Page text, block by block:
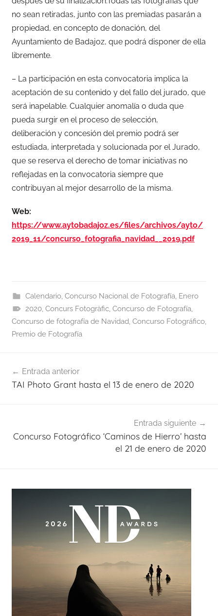
no sean retiradas, junto con las premiadas pasarán a
propiedad, en concepto de donación, del
Ayuntamiento de Badajoz, que podrá disponer de ella
libremente.
– La participación en esta convocatoria implica la
aceptación de su contenido y del fallo del jurado, que
será inapelable. Cualquier anomalía o duda que
pueda surgir en el proceso de selección,
deliberación y concesión del premio podrá ser
estudiada, interpretada y solucionada por el Jurado,
que se reserva el derecho de tomar iniciativas no
reflejadas en la convocatoria siempre que
contribuyan al mejor desarrollo de la misma.
Web:
https://www.aytobadajoz.es/files/archivos/ayto/
2019_11/concurso_fotografia_navidad__2019.pdf
Calendario, Concurso Nacional de Fotografía Enero
2020, Concurs Fotogràfic, Concurso de Fotografía
Concurso de fotografía de Navidad Concurso Fotográfico
Premio de Fotografía
de
Entrada anterior
TAI Photo Grant hasta el 13 de enero de 2020
Entrada siguiente
Concurso Fotográfico ‘Caminos de Hierro’ hasta
el 21 de enero de 2020